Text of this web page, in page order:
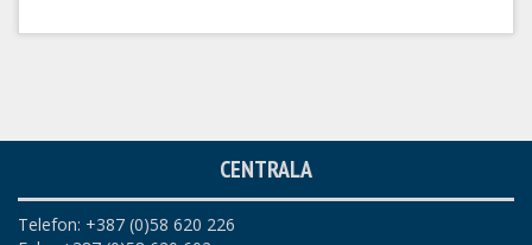
CENTRALA
Telefon: +387 (0)58 620 226